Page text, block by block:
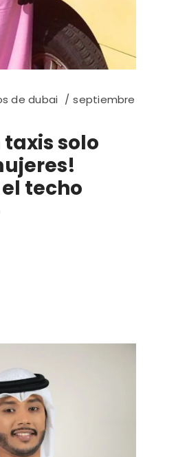
de dubai
septiembre
taxis solo
techo